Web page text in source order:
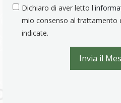
Dichiaro di aver letto l'
mio consenso al trattamento
indicate.
Invia il